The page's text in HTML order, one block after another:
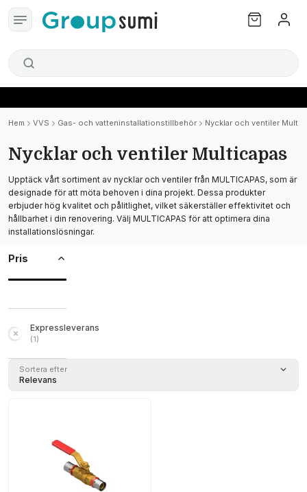
Hem VVS Gas- och vatteninstallationstillbehör Nycklar och ventiler
Nycklar och ventiler Multicapas
Upptäck vårt sortiment av nycklar och ventiler från MULTICAPAS, som är
designade för att möta behoven i dina projekt. Dessa produkter
erbjuder hög kvalitet och pålitlighet, vilket säkerställer effektivitet och
hållbarhet i din renovering. Välj MULTICAPAS för att optimera dina
installationslösningar.
Pris
Expressleverans
(1)
Sortera efter
Relevans